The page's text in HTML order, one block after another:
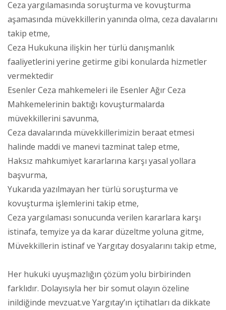
Ceza yargılamasında soruşturma ve kovuşturma
aşamasında müvekkillerin yanında olma, ceza davalarını
takip etme,
Ceza Hukukuna ilişkin her türlü danışmanlık
faaliyetlerini yerine getirme gibi konularda hizmetler
vermektedir
Esenler Ceza mahkemeleri ile Esenler Ağır Ceza
Mahkemelerinin baktığı kovuşturmalarda
müvekkillerini savunma,
Ceza davalarında müvekkillerimizin beraat etmesi
halinde maddi ve manevi tazminat talep etme,
Haksız mahkumiyet kararlarına karşı yasal yollara
başvurma,
Yukarıda yazılmayan her türlü soruşturma ve
kovuşturma işlemlerini takip etme,
Ceza yargılaması sonucunda verilen kararlara karşı
istinafa, temyize ya da karar düzeltme yoluna gitme,
Müvekkillerin istinaf ve Yargıtay dosyalarını takip etme,
Her hukuki uyuşmazlığın çözüm yolu birbirinden
farklıdır. Dolayısıyla her bir somut olayın özeline
inildiğinde mevzuat.ve Yargıtay’ın içtihatları da dikkate